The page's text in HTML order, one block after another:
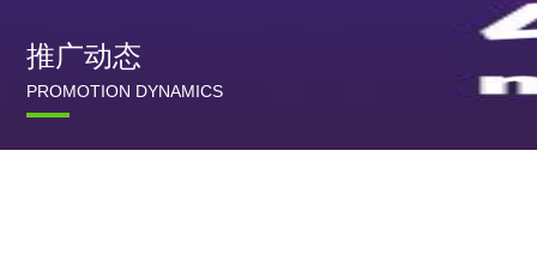
推广动态
PROMOTION DYNAMICS